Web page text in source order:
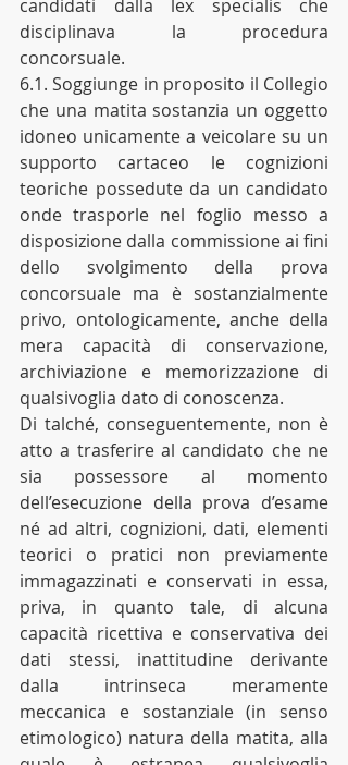
candidati dalla lex specialis che
disciplinava la procedura
concorsuale.
6.1. Soggiunge in proposito il Collegio
che una matita sostanzia un oggetto
idoneo unicamente a veicolare su un
supporto cartaceo le cognizioni
teoriche possedute da un candidato
onde trasporle nel foglio messo a
disposizione dalla commissione ai fini
dello svolgimento della prova
concorsuale ma è sostanzialmente
privo, ontologicamente, anche della
mera capacità di conservazione,
archiviazione e memorizzazione di
qualsivoglia dato di conoscenza.
Di talché, conseguentemente, non è
atto a trasferire al candidato che ne
sia possessore al momento
dell’esecuzione della prova d’esame
né ad altri, cognizioni, dati, elementi
teorici o pratici non previamente
immagazzinati e conservati in essa,
priva, in quanto tale, di alcuna
capacità ricettiva e conservativa dei
dati stessi, inattitudine derivante
dalla intrinseca meramente
meccanica e sostanziale (in senso
etimologico) natura della matita, alla